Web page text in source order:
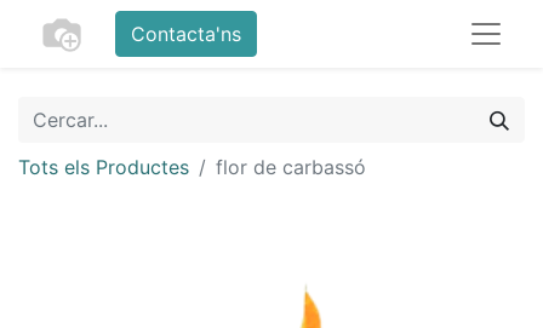
Contacta'ns
Tots els Productes flor de carbassó